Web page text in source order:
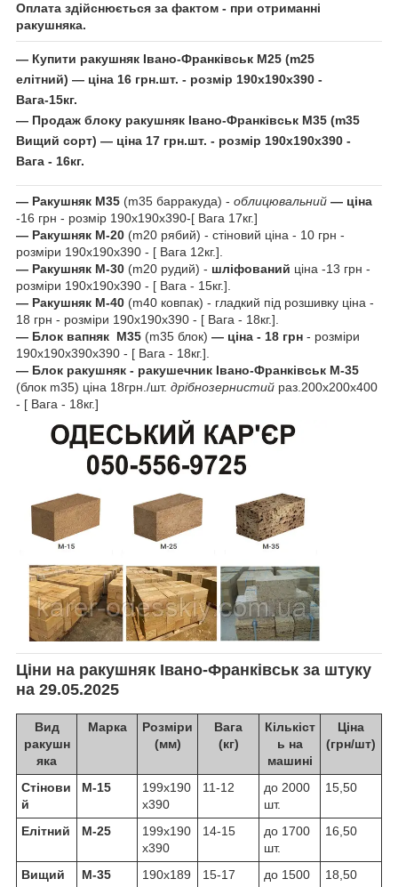
Оплата здійснюється за фактом - при отриманні
ракушняка.
— Купити ракушняк Івано-Франківськ М25 (m25
елітний) — ціна 16 грн.шт. - розмір 190х190х390 -
Вага-15кг.
— Продаж блоку ракушняк Івано-Франківськ М35 (m35
Вищий сорт) — ціна 17 грн.шт. - розмір 190х190х390 -
Вага - 16кг.
— Ракушняк М35 (m35 барракуда) - облицювальний — ціна
-16 грн - розмір 190х190х390-[ Вага 17кг.]
— Ракушняк М-20 (m20 рябий) - стіновий ціна - 10 грн -
розміри 190х190х390 - [ Вага 12кг.].
— Ракушняк М-30 (m20 рудий) - шліфований ціна -13 грн -
розміри 190х190х390 - [ Вага - 15кг.].
— Ракушняк М-40 (m40 ковпак) - гладкий під розшивку ціна -
18 грн - розміри 190х190х390 - [ Вага - 18кг.].
— Блок вапняк М35 (m35 блок) — ціна - 18 грн - розміри
190х190х390х390 - [ Вага - 18кг.].
— Блок ракушняк - ракушечник Івано-Франківськ М-35
(блок m35) ціна 18грн./шт. дрібнозернистий раз.200х200х400
- [ Вага - 18кг.]
Ціни на ракушняк Івано-Франківськ за штуку
на 29.05.2025
Вид
ракушн
яка
Марка
Розміри
(мм)
Вага
(кг)
Кількіст
ь на
машині
Ціна
(грн/шт)
Стінови
й
М-15
199х190
х390
11-12
до 2000
шт.
15,50
Елітний М-25
199х190
х390
14-15
до 1700
шт.
16,50
Вищий
М-35
190х189
15-17
до 1500
18,50